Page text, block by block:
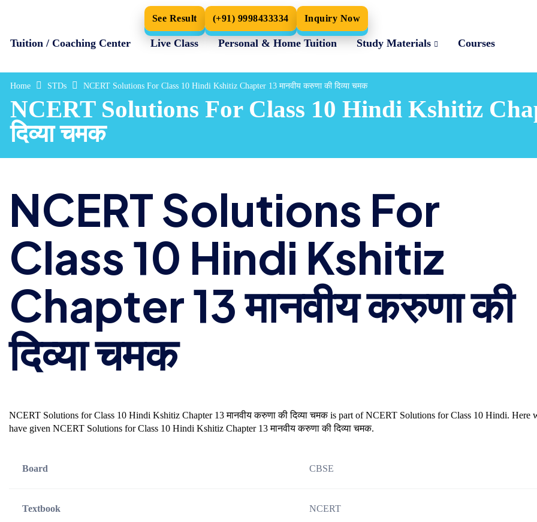
See Result (+91) 9998433334 Inquiry Now
Tuition / Coaching Center Live Class Personal & Home Tuition Study Materials Courses
Home STDs NCERT Solutions For Class 10 Hindi Kshitiz Chapter 13 मानवीय करुणा की दिव्या चमक
NCERT Solutions For Class 10 Hindi Kshitiz
दिव्या चमक
NCERT Solutions For
Class 10 Hindi Kshitiz
Chapter 13 मानवीय करुणा की
दिव्या चमक
NCERT Solutions for Class 10 Hindi Kshitiz Chapter 13 मानवीय करुणा की दिव्या चमक is part of NCERT Solutions for Class 10 Hindi. Here
have given NCERT Solutions for Class 10 Hindi Kshitiz Chapter 13 मानवीय करुणा की दिव्या चमक.
Board CBSE
Textbook NCERT